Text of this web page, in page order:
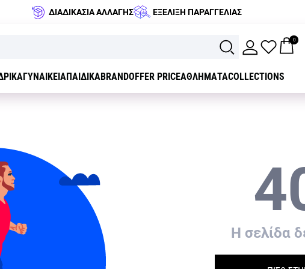
ΔΙΑΔΙΚΑΣΙΑ ΑΛΛΑΓΗΣ ΕΞΕΛΙΞΗ ΠΑΡΑΓΓΕΛΙΑΣ
0
ΓΥΝΑΙΚΕΙΑΠΑΙΔΙΚΑBRANDOFFER PRICEΑΘΛΗΜΑΤΑCOLLECTIONS
H σελίδα